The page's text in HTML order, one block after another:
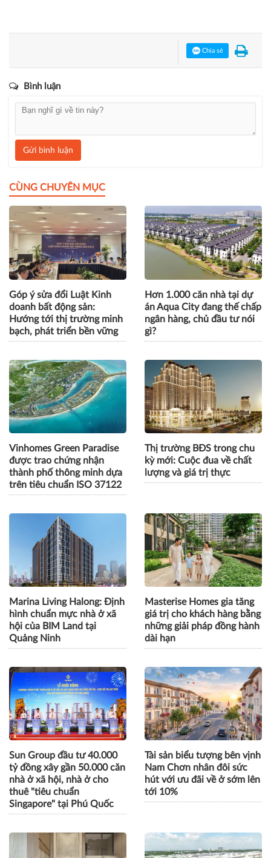
Chia sẻ
Bình luận
Gửi bình luận
CÙNG CHUYÊN MỤC
Góp ý sửa đổi Luật Kinh
doanh bất động sản:
Hướng tới thị trường minh
bạch, phát triển bền vững
Hơn 1.000 căn nhà tại dự
án Aqua City đang thế chấp
ngân hàng, chủ đầu tư nói
gì?
Vinhomes Green Paradise
được trao chứng nhận
thành phố thông minh dựa
trên tiêu chuẩn ISO 37122
Thị trường BĐS trong chu
kỳ mới: Cuộc đua về chất
lượng và giá trị thực
Marina Living Halong: Định
hình chuẩn mực nhà ở xã
hội của BIM Land tại
Quảng Ninh
Masterise Homes gia tăng
giá trị cho khách hàng bằng
những giải pháp đồng hành
dài hạn
Sun Group đầu tư 40.000
tỷ đồng xây gần 50.000 căn
nhà ở xã hội, nhà ở cho
thuê "tiêu chuẩn
Singapore" tại Phú Quốc
Tài sản biểu tượng bên vịnh
Nam Chơn nhân đôi sức
hút với ưu đãi về ở sớm lên
tới 10%